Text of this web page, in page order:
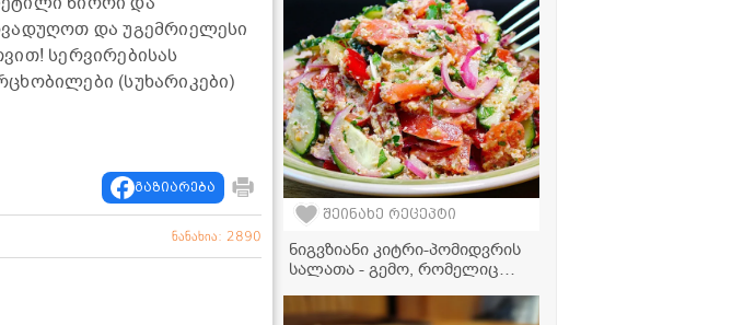
და უგემრიელესი
სერვირებისას
(სუხარიკები)
გაზიარება
ნანახია: 2890
შეინახე რეცეპტი
ნიგვზიანი კიტრი-პომიდვრის
სალათა - გემო, რომელიც